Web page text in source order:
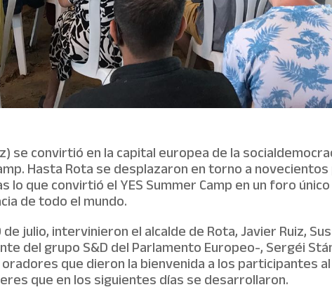
se convirtió en la capital europea de la
Hasta Rota se desplazaron en torno a
que convirtió el YES Summer Camp en un foro
de todo el mundo.
julio, intervinieron el alcalde de Rota, Javier Ruiz,
del grupo S&D del Parlamento Europeo-, Sergéi
que dieron la bienvenida a los participantes
que en los siguientes días se desarrollaron.